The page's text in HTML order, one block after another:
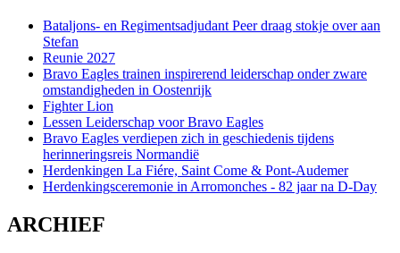
Bataljons- en Regimentsadjudant Peer draag stokje over aan
Stefan
Reunie 2027
Bravo Eagles trainen inspirerend leiderschap onder zware
omstandigheden in Oostenrijk
Fighter Lion
Lessen Leiderschap voor Bravo Eagles
Bravo Eagles verdiepen zich in geschiedenis tijdens
herinneringsreis Normandië
Herdenkingen La Fiére, Saint Come & Pont-Audemer
Herdenkingsceremonie in Arromonches - 82 jaar na D-Day
ARCHIEF